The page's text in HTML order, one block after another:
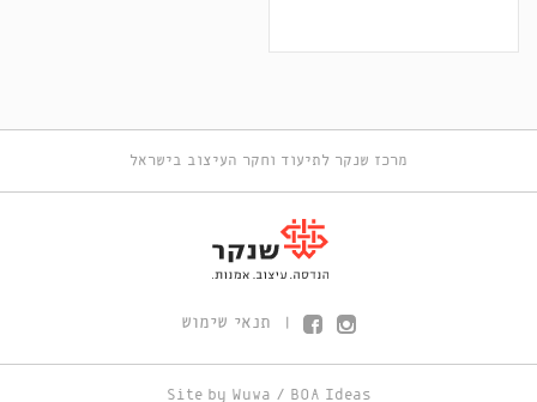
מרכז שנקר לתיעוד וחקר העיצוב בישראל
תנאי שימוש
Site by Wuwa / BOA Ideas